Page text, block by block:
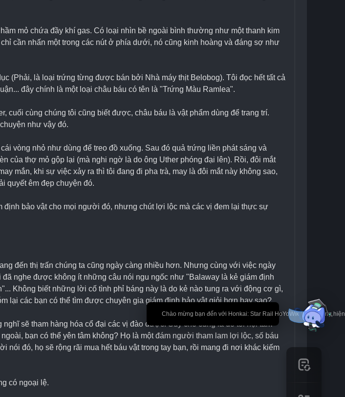
🎉 Chào mừng bạn đến với Honkai: Star Rail HoYoWiki! * Nội dung
mỏ chứa đầy khí gas. Có loại nhìn bề ngoài bình thường như một thanh kim
cần nhấn một trong các nút ở phía dưới, nó cũng kinh hoàng và đáng sợ như
(Phải, là loại trứng từng được bán bởi Nhà máy thịt Belobog). Tôi đọc hết tất cả
đây chính là một loại châu báu có tên là "Trứng Màu Ramlea".
cuối cùng chúng tôi cũng biết được, châu báu là vật phẩm dùng để trang trí.
như vậy đó.
vòng nhỏ như dùng để treo đồ xuống. Sau đó quả trứng liền phát sáng và
của thợ mỏ gộp lại (mà nghi ngờ là do ông Uther phóng đại lên). Rồi, đôi mắt
mắn, khi sự việc xảy ra thì tôi đang đi pha trà, may là đôi mắt này không sao,
quyết êm đẹp chuyện đó.
bảo vật cho mọi người đó, nhưng chút lợi lộc mà các vị đem lại thực sự
đến thị trấn chúng ta cũng ngày càng nhiều hơn. Nhưng cùng với việc ngày
nghe được không ít những câu nói ngu ngốc như "Balaway là kẻ giám định
Không biết những lời cố tình phỉ báng này là do kẻ nào tung ra với động cơ gì,
lại các bạn có thể tìm được chuyên gia giám định bảo vật giỏi hơn hay sao?
sẽ tham hàng hóa cổ đại các vị đào được. Suy cho cùng là do tôi nội tâm
bạn có thể yên tâm không? Họ là một đám người tham lam lợi lộc, số báu
đó, họ sẽ rộng rãi mua hết báu vật trong tay bạn, rồi mang đi nơi khác kiếm
có ngoại lệ.